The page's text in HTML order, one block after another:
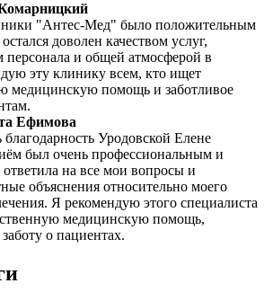
"Антес-Мед" было положительным
доволен качеством услуг,
персонала и общей атмосферой в
эту клинику всем, кто ищет
медицинскую помощь и заботливое
Ефимова
Уродовской Елене
был очень профессиональным и
на все мои вопросы и
объяснения относительно моего
Я рекомендую этого специалиста
медицинскую помощь,
о пациентах.